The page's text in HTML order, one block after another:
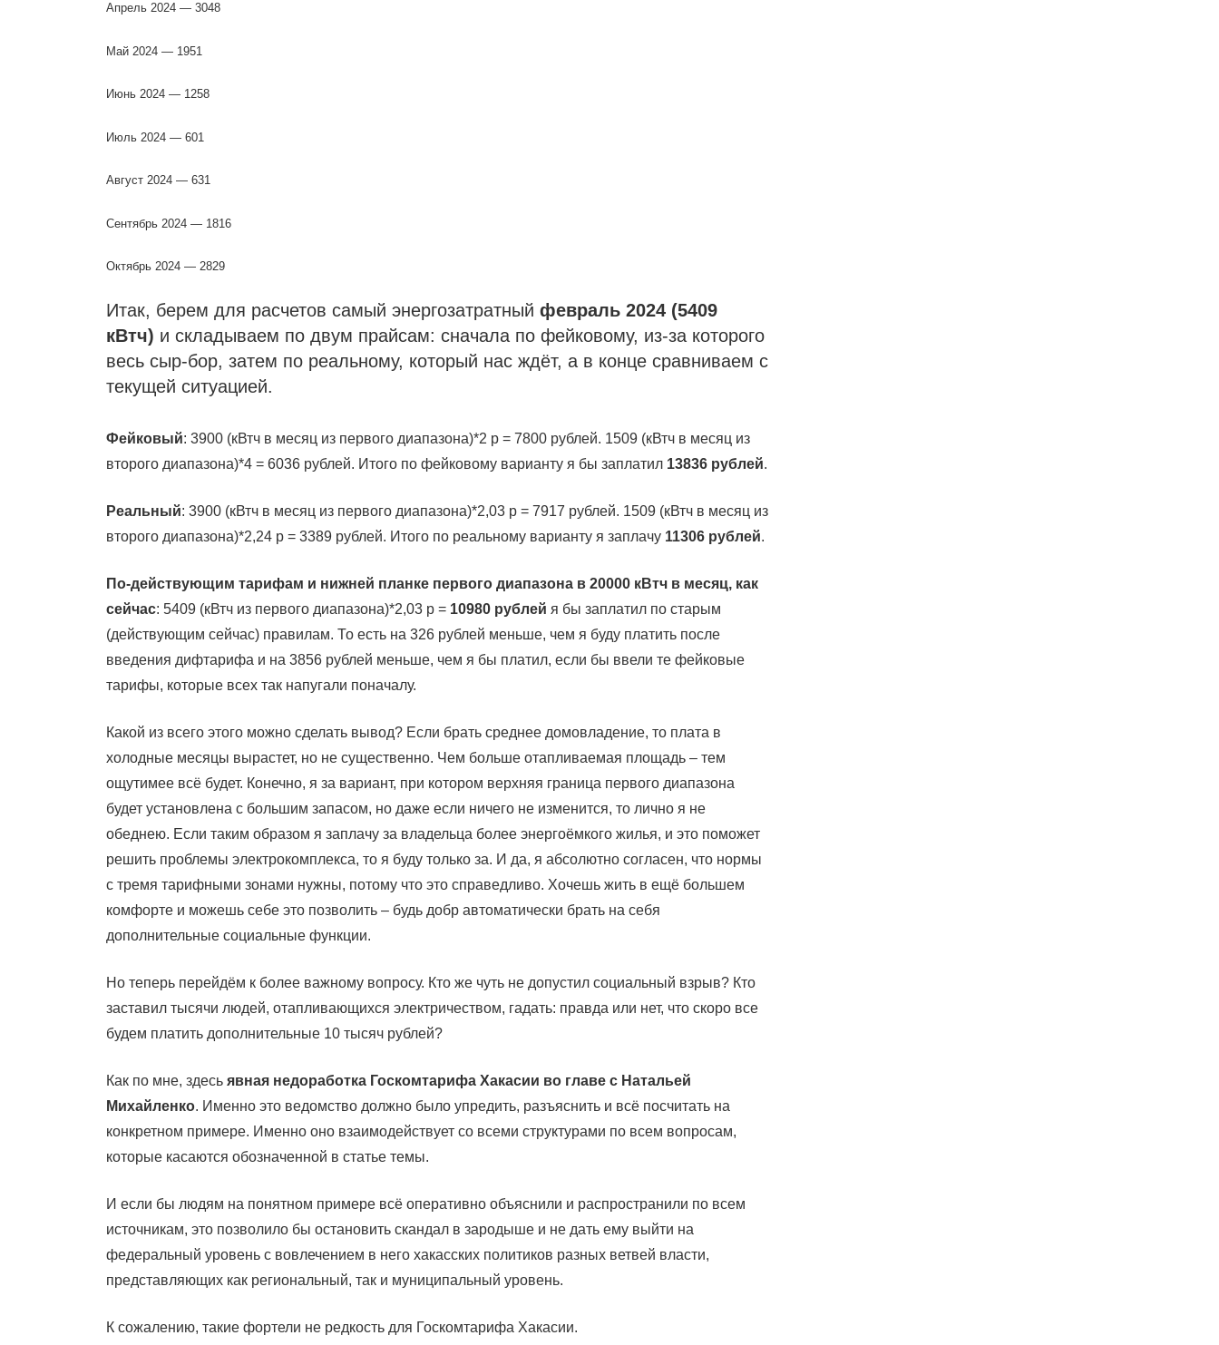
Апрель 2024 — 3048
Май 2024 — 1951
Июнь 2024 — 1258
Июль 2024 — 601
Август 2024 — 631
Сентябрь 2024 — 1816
Октябрь 2024 — 2829
Итак, берем для расчетов самый энергозатратный февраль 2024 (5409
кВтч) и складываем по двум прайсам: сначала по фейковому, из-за которого
весь сыр-бор, затем по реальному, который нас ждёт, а в конце сравниваем с
текущей ситуацией.
Фейковый: 3900 (кВтч в месяц из первого диапазона)*2 р = 7800 рублей. 1509 (кВтч в месяц из
второго диапазона)*4 = 6036 рублей. Итого по фейковому варианту я бы заплатил 13836 рублей.
Реальный: 3900 (кВтч в месяц из первого диапазона)*2,03 р = 7917 рублей. 1509 (кВтч в месяц из
второго диапазона)*2,24 р = 3389 рублей. Итого по реальному варианту я заплачу 11306 рублей.
По-действующим тарифам и нижней планке первого диапазона в 20000 кВтч в месяц, как
сейчас: 5409 (кВтч из первого диапазона)*2,03 р = 10980 рублей я бы заплатил по старым
(действующим сейчас) правилам. То есть на 326 рублей меньше, чем я буду платить после
введения дифтарифа и на 3856 рублей меньше, чем я бы платил, если бы ввели те фейковые
тарифы, которые всех так напугали поначалу.
Какой из всего этого можно сделать вывод? Если брать среднее домовладение, то плата в
холодные месяцы вырастет, но не существенно. Чем больше отапливаемая площадь – тем
ощутимее всё будет. Конечно, я за вариант, при котором верхняя граница первого диапазона
будет установлена с большим запасом, но даже если ничего не изменится, то лично я не
обеднею. Если таким образом я заплачу за владельца более энергоёмкого жилья, и это поможет
решить проблемы электрокомплекса, то я буду только за. И да, я абсолютно согласен, что нормы
с тремя тарифными зонами нужны, потому что это справедливо. Хочешь жить в ещё большем
комфорте и можешь себе это позволить – будь добр автоматически брать на себя
дополнительные социальные функции.
Но теперь перейдём к более важному вопросу. Кто же чуть не допустил социальный взрыв? Кто
заставил тысячи людей, отапливающихся электричеством, гадать: правда или нет, что скоро все
будем платить дополнительные 10 тысяч рублей?
Как по мне, здесь явная недоработка Госкомтарифа Хакасии во главе с Натальей
Михайленко. Именно это ведомство должно было упредить, разъяснить и всё посчитать на
конкретном примере. Именно оно взаимодействует со всеми структурами по всем вопросам,
которые касаются обозначенной в статье темы.
И если бы людям на понятном примере всё оперативно объяснили и распространили по всем
источникам, это позволило бы остановить скандал в зародыше и не дать ему выйти на
федеральный уровень с вовлечением в него хакасских политиков разных ветвей власти,
представляющих как региональный, так и муниципальный уровень.
К сожалению, такие фортели не редкость для Госкомтарифа Хакасии.